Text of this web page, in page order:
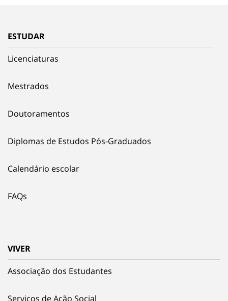
ESTUDAR
Licenciaturas
Mestrados
Doutoramentos
Diplomas de Estudos Pós-Graduados
Calendário escolar
FAQs
VIVER
Associação dos Estudantes
Serviços de Ação Social